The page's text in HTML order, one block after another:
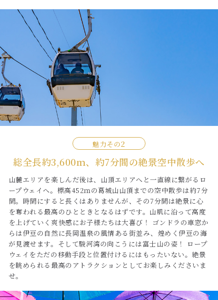
魅力その
総全長約3,600ｍ、約7分間の絶景空中散歩へ
山麓エリアを楽しんだ後は、山頂エリアへと一直線に繋がるロ
ープウェイへ。標高452ｍの葛城山山頂までの空中散歩は約7分
間。時間にすると長くはありませんが、その7分間は絶景に心
を奪われる最高のひとときとなるはずです。山肌に沿って高度
を上げていく爽快感にお子様たちは大喜び！ ゴンドラの車窓か
らは伊豆の自然に長岡温泉の風情ある街並み、煌めく伊豆の海
が見渡せます。そして駿河湾の向こうには富士山の姿！ ロープ
ウェイをただの移動手段と位置付けるにはもったいない。絶景
を眺められる最高のアトラクションとしてお楽しみくださいま
せ。